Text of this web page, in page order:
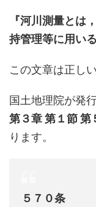
『河川測量とは
持管理等に用い
この文章は正しい
国土地理院が発
第３章 第１節 第
ります。
５７０条